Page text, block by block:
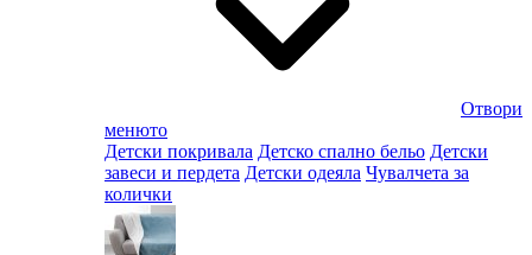
Отвори
менюто
Детски покривала Детско спално бельо Детски
завеси и пердета Детски одеяла Чувалчета за
колички